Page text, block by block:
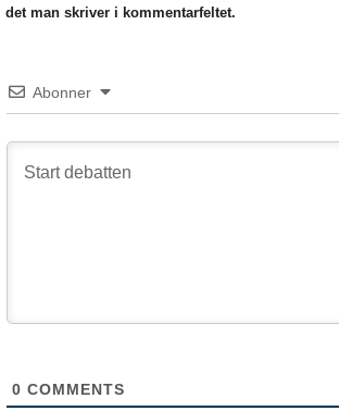
det man skriver i kommentarfeltet.
Abonner
0 COMMENTS